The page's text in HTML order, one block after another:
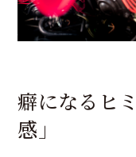
癖になるヒ
感」